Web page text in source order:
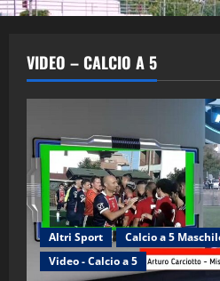
VIDEO – CALCIO A 5
Altri Sport Calcio a 5
Video - Calcio a 5